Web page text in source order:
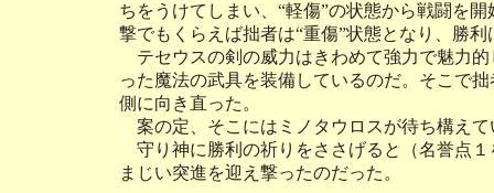
ちをうけてしまい、“軽傷”の状態から戦闘を
撃でもくらえば拙者は“重傷”状態となり、勝
テセウスの剣の威力はきわめて強力で魅力
った魔法の武具を装備しているのだ。そこで
側に向き直った。
案の定、そこにはミノタウロスが待ち構えて
守り神に勝利の祈りをささげると（名誉点
まじい突進を迎え撃ったのだった。